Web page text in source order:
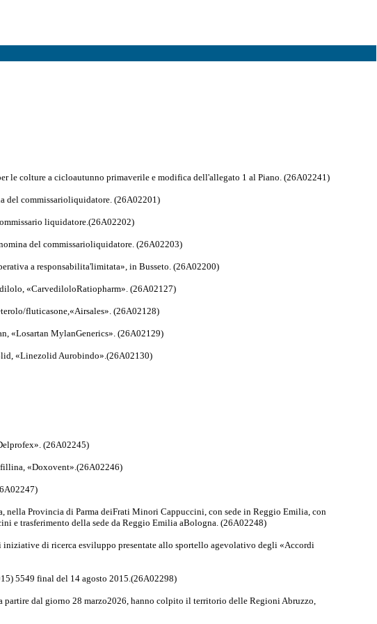
le colture a cicloautunno primaverile e modifica dell'allegato 1 al Piano. (26A02241)
del commissarioliquidatore. (26A02201)
liquidatore.(26A02202)
del commissarioliquidatore. (26A02203)
a responsabilita'limitata», in Busseto. (26A02200)
«CarvediloloRatiopharm». (26A02127)
fluticasone,«Airsales». (26A02128)
«Losartan MylanGenerics». (26A02129)
«Linezolid Aurobindo».(26A02130)
(26A02245)
«Doxovent».(26A02246)
Provincia di Parma deiFrati Minori Cappuccini, con sede in Reggio Emilia, con
e trasferimento della sede da Reggio Emilia aBologna. (26A02248)
di ricerca esviluppo presentate allo sportello agevolativo degli «Accordi
5549 final del 14 agosto 2015.(26A02298)
dal giorno 28 marzo2026, hanno colpito il territorio delle Regioni Abruzzo,